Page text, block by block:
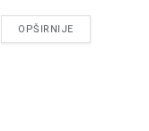
OPŠIRNIJEDETAILS